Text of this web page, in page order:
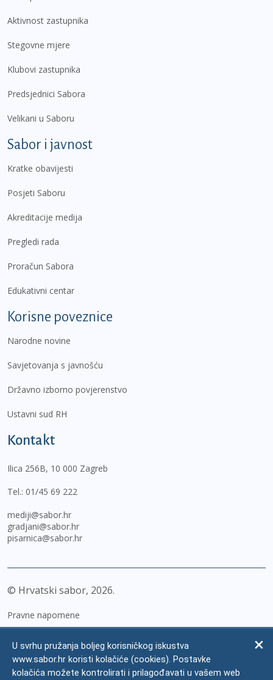
Aktivnost zastupnika
Stegovne mjere
Klubovi zastupnika
Predsjednici Sabora
Velikani u Saboru
Sabor i javnost
Kratke obavijesti
Posjeti Saboru
Akreditacije medija
Pregledi rada
Proračun Sabora
Edukativni centar
Korisne poveznice
Narodne novine
Savjetovanja s javnošću
Državno izborno povjerenstvo
Ustavni sud RH
Kontakt
Ilica 256B, 10 000 Zagreb
Tel.: 01/45 69 222
mediji@sabor.hr
gradjani@sabor.hr
pisarnica@sabor.hr
© Hrvatski sabor, 2026
Pravne napomene
Zaštita osobnih podataka
Impressum
U svrhu pružanja boljeg korisničkog iskustva
www.sabor.hr koristi kolačiće (cookies). Postavke
kolačića možete kontrolirati i prilagođavati u vašem web